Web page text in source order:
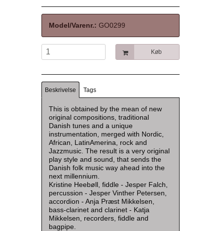
Model/Varenr.: GO0299
Køb
Beskrivelse Tags
This is obtained by the mean of new
original compositions, traditional
Danish tunes and a unique
instrumentation, merged with Nordic,
African, LatinAmerina, rock and
Jazzmusic. The result is a very original
play style and sound, that sends the
Danish folk music way ahead into the
next millennium.
Kristine Heebøll, fiddle - Jesper Falch,
percussion - Jesper Vinther Petersen,
accordion - Anja Præst Mikkelsen,
bass-clarinet and clarinet - Katja
Mikkelsen, recorders, fiddle and
bagpipe.